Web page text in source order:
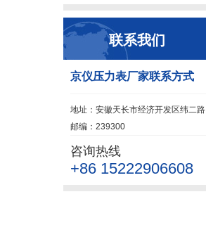
联系我们
京仪压力表厂家联系方式
地址：安徽天长市经济开发区纬二路
邮编：239300
咨询热线
+86 15222906608